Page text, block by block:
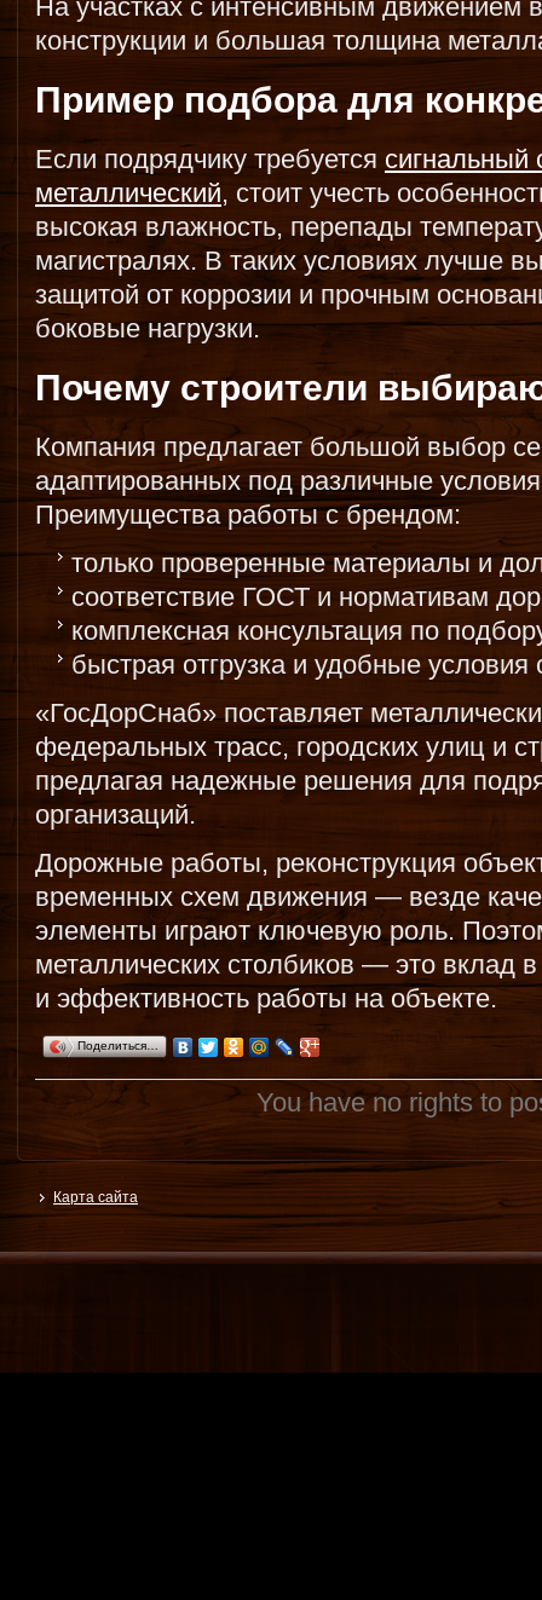
На участках с интенсивным движением
конструкции и большая толщина
Пример подбора для
Если подрядчику требуется сигнальный
металлический, стоит учесть
высокая влажность, перепады
магистралях. В таких условиях лучше
защитой от коррозии и прочным
боковые нагрузки.
Почему строители
Компания предлагает большой выбор
адаптированных под различные
Преимущества работы с брендом:
только проверенные материалы и
соответствие ГОСТ и нормативам
комплексная консультация по
быстрая отгрузка и удобные условия
«ГосДорСнаб» поставляет
федеральных трасс, городских улиц и
предлагая надежные решения для
организаций.
Дорожные работы, реконструкция
временных схем движения — везде
элементы играют ключевую роль.
металлических столбиков — это вклад в
и эффективность работы на объекте.
Поделиться…
You have no rights to
Карта сайта